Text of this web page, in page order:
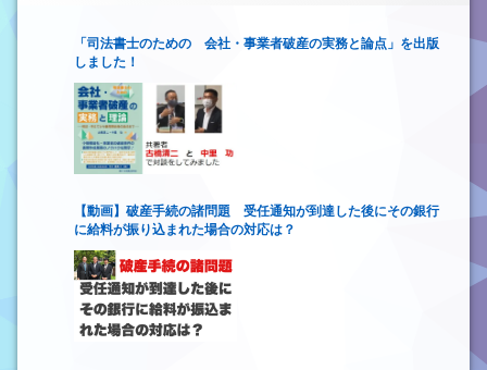
「司法書士のための 会社・事業者破産の実務と論点」を出版
しました！
【動画】破産手続の諸問題 受任通知が到達した後にその銀行
に給料が振り込まれた場合の対応は？